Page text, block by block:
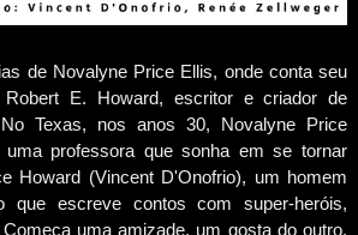
de Novalyne Price Ellis, onde conta seu
Robert E. Howard, escritor e criador de
Texas, nos anos 30, Novalyne Price
uma professora que sonha em se tornar
Howard (Vincent D'Onofrio), um homem
que escreve contos com super-heróis,
uma amizade, um gosta do outro,